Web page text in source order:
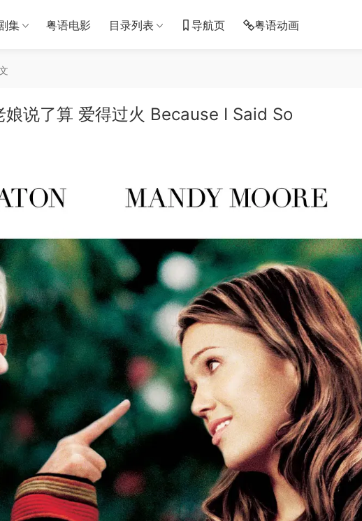
集 粤语电影 目录列表 导航页 粤语动画
说了算 爱得过火 Because I Said So